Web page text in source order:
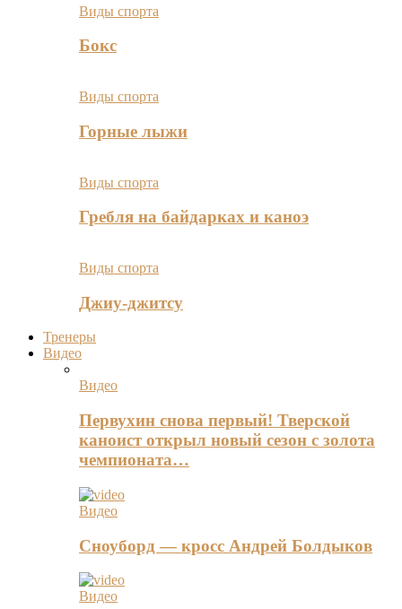
Виды спорта
Бокс
Виды спорта
Горные лыжи
Виды спорта
Гребля на байдарках и каноэ
Виды спорта
Джиу-джитсу
Тренеры
Видео
Видео
Первухин снова первый! Тверской
каноист открыл новый сезон с золота
чемпионата…
Видео
Сноуборд — кросс Андрей Болдыков
Видео